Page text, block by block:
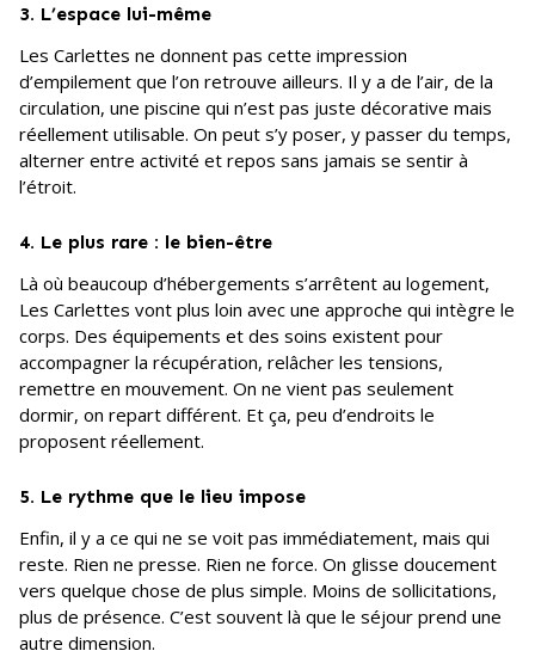
3. L’espace lui-même
Les Carlettes ne donnent pas cette impression
d’empilement que l’on retrouve ailleurs. Il y a de l’air, de la
circulation, une piscine qui n’est pas juste décorative mais
réellement utilisable. On peut s’y poser, y passer du temps,
alterner entre activité et repos sans jamais se sentir à
l’étroit.
4. Le plus rare : le bien-être
Là où beaucoup d’hébergements s’arrêtent au logement,
Les Carlettes vont plus loin avec une approche qui intègre le
corps. Des équipements et des soins existent pour
accompagner la récupération, relâcher les tensions,
remettre en mouvement. On ne vient pas seulement
dormir, on repart différent. Et ça, peu d’endroits le
proposent réellement.
5. Le rythme que le lieu impose
Enfin, il y a ce qui ne se voit pas immédiatement, mais qui
reste. Rien ne presse. Rien ne force. On glisse doucement
vers quelque chose de plus simple. Moins de sollicitations,
plus de présence. C’est souvent là que le séjour prend une
autre dimension.